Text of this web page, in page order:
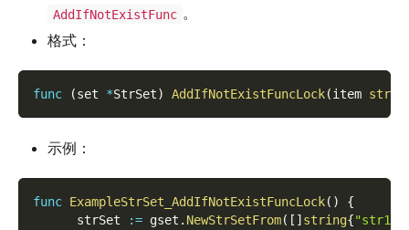
AddIfNotExistFunc 。
格式：
func (set *StrSet) AddIfNotExistFuncLock(item
示例：
func ExampleStrSet_AddIfNotExistFuncLock( )
{
      strSet
:= gset . NewStrSetFrom( [ ] string{"str1"